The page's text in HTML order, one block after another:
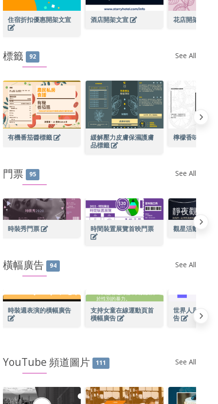
住宿折扣優惠開架文宣 酒店開架文宣 花店開架文宣
標籤 92 See All
有機番茄醬標籤
緩解壓力皮膚保濕護膚
品標籤
檸檬香味噴霧
門票 95 See All
時裝秀門票 時間裝置展覽首映門票 觀星活動門票
橫幅廣告 94 See All
時裝週表演的橫幅廣告
支持女童在線運動頁首
橫幅廣告
世界人居日頁
告
YouTube 頻道圖片 111 See All